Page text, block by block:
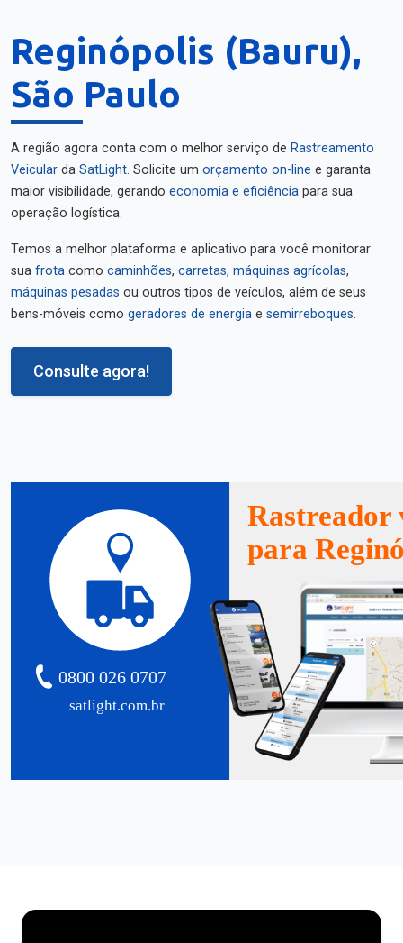
Reginópolis (Bauru),
São Paulo
A região agora conta com o melhor serviço de Rastreamento
Veicular da SatLight. Solicite um orçamento on-line e garanta
maior visibilidade, gerando economia e eficiência para sua
operação logística.
Temos a melhor plataforma e aplicativo para você monitorar
sua frota como caminhões, carretas, máquinas agrícolas,
máquinas pesadas ou outros tipos de veículos, além de seus
bens-móveis como geradores de energia e semirreboques.
Consulte agora!
satlight.com.br
0800 026 0707
Rastreador
para